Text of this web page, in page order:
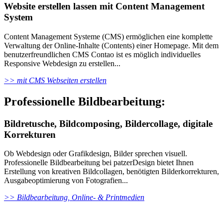
Website erstellen lassen mit Content Management
System
Content Management Systeme (CMS) ermöglichen eine komplette
Verwaltung der Online-Inhalte (Contents) einer Homepage. Mit dem
benutzerfreundlichen CMS Contao ist es möglich individuelles
Responsive Webdesign zu erstellen...
>> mit CMS Webseiten erstellen
Professionelle Bildbearbeitung:
Bildretusche, Bildcomposing, Bildercollage, digitale
Korrekturen
Ob Webdesign oder Grafikdesign, Bilder sprechen visuell.
Professionelle Bildbearbeitung bei patzerDesign bietet Ihnen
Erstellung von kreativen Bildcollagen, benötigten Bilderkorrekturen,
Ausgabeoptimierung von Fotografien...
>> Bildbearbeitung, Online- & Printmedien